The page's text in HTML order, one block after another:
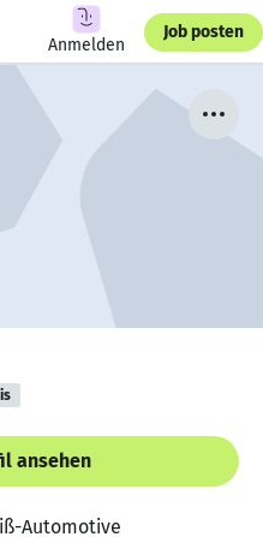
Anmelden
Job posten
ansehen
Automotive